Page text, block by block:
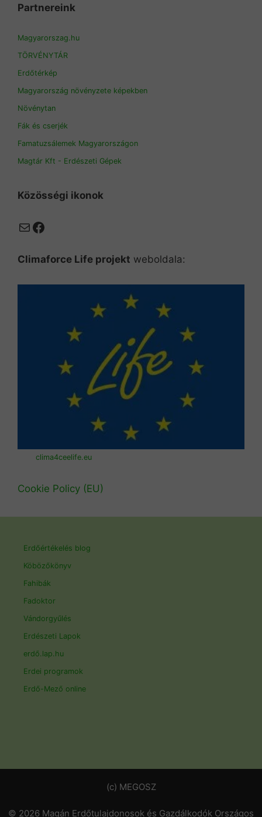
Partnereink
Magyarorszag.hu
TÖRVÉNYTÁR
Erdőtérkép
Magyarország növényzete képekben
Növénytan
Fák és cserjék
Famatuzsálemek Magyarországon
Magtár Kft - Erdészeti Gépek
Közösségi ikonok
MailFacebook
Climaforce Life projekt weboldala:
clima4ceelife.eu
Cookie Policy (EU)
Erdőértékelés blog
Köbözőkönyv
Fahibák
Fadoktor
Vándorgyűlés
Erdészeti Lapok
erdő.lap.hu
Erdei programok
Erdő-Mező online
(c) MEGOSZ
© 2026 Magán Erdőtulajdonosok és Gazdálkodók Országos